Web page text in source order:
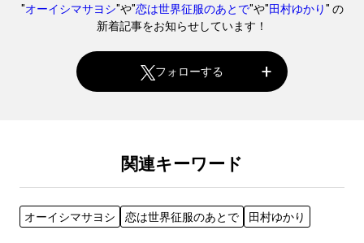
"オーイシマサヨシ"や"恋は世界征服のあとで"や"田村ゆかり" の
新着記事をお知らせしています！
フォローする
関連キーワード
オーイシマサヨシ 恋は世界征服のあとで 田村ゆかり